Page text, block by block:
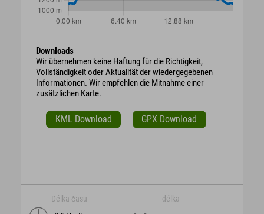
Downloads
Wir übernehmen keine Haftung für die Richtigkeit,
Vollständigkeit oder Aktualität der wiedergegebenen
Informationen. Wir empfehlen die Mitnahme einer
zusätzlichen Karte.
KML Download GPX Download
Délka času délka